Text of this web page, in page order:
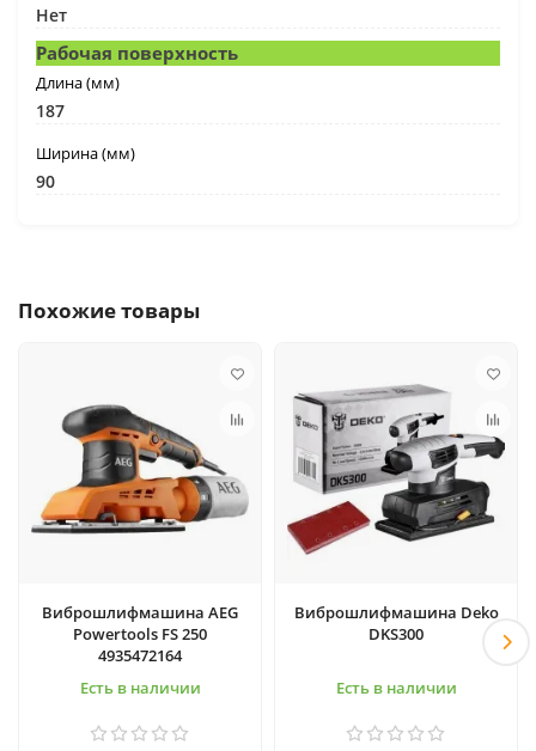
Нет
Рабочая поверхность
Длина (мм)
187
Ширина (мм)
90
Похожие товары
Виброшлифмашина AEG
Powertools FS 250
4935472164
Есть в наличии
Виброшлифмашина Deko
DKS300
Есть в наличии